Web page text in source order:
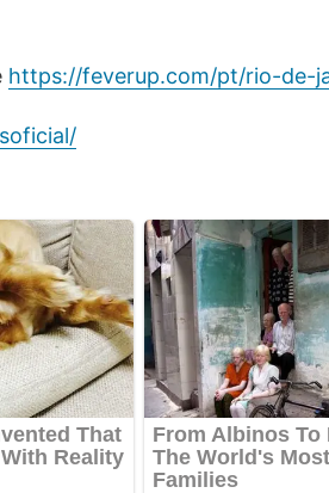
https://feverup.com/pt/rio-de-